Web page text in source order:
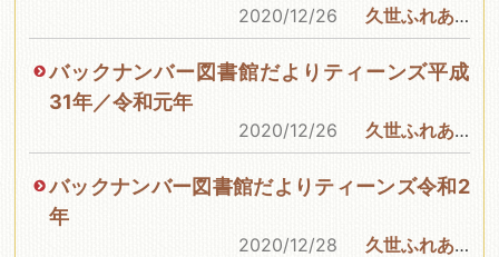
2020/12/26 久世ふれあいセンター図書館
バックナンバー図書館だよりティーンズ平成
31年／令和元年
2020/12/26 久世ふれあいセンター図書館
バックナンバー図書館だよりティーンズ令和2
年
2020/12/28 久世ふれあいセンター図書館